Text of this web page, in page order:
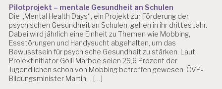
EI
T
S
S
C
H
U
T
Z
Pilotprojekt – mentale Gesundheit an Schulen
Die „Mental Health Days“, ein Projekt zur Förderung der
psychischen Gesundheit an Schulen, gehen in ihr drittes Jahr.
Dabei wird jährlich eine Einheit zu Themen wie Mobbing,
Essstörungen und Handysucht abgehalten, um das
Bewusstsein für psychische Gesundheit zu stärken. Laut
Projektinitiator Golli Marboe seien 29,6 Prozent der
Jugendlichen schon von Mobbing betroffen gewesen. ÖVP-
Bildungsminister Martin… […]